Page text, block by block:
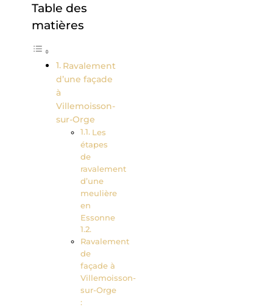
Table des
matières
Ravalement
d’une façade
à
Villemoisson-
sur-Orge
Les
étapes
de
ravalement
d’une
meulière
en
Essonne
Ravalement
de
façade à
Villemoisson-
sur-Orge
: